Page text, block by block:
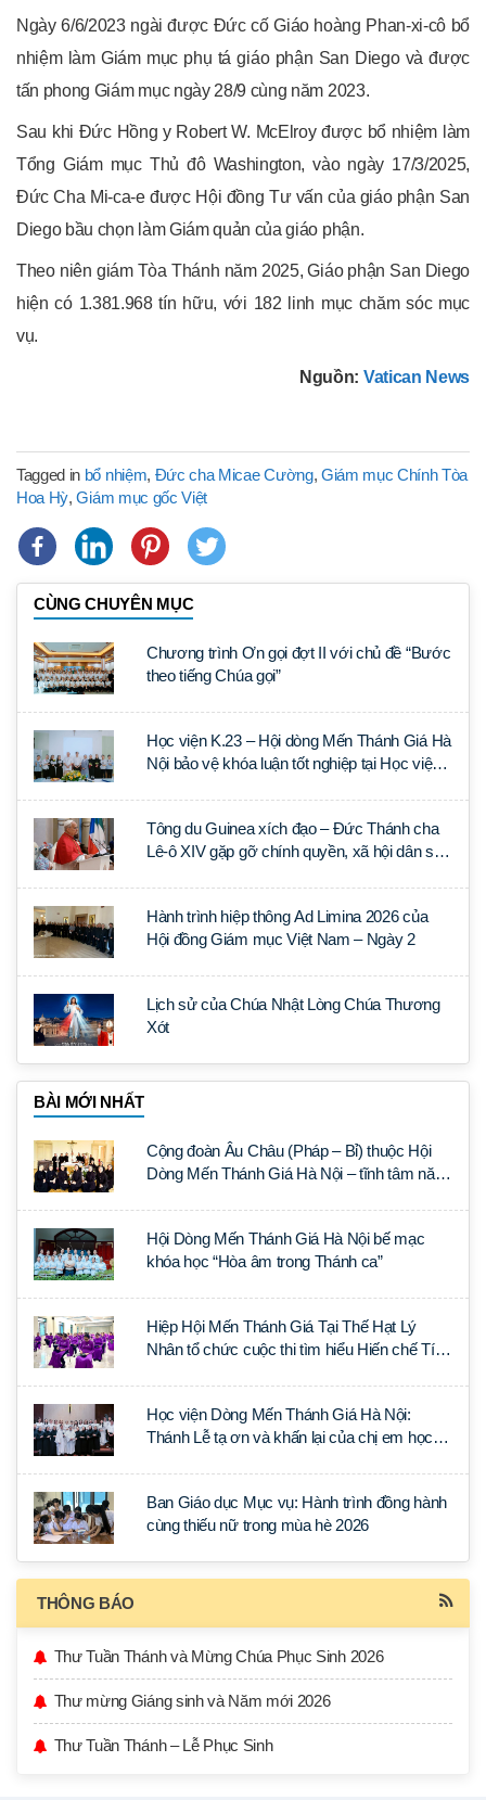
Ngày 6/6/2023 ngài được Đức cố Giáo hoàng Phan-xi-cô bổ
nhiệm làm Giám mục phụ tá giáo phận San Diego và được
tấn phong Giám mục ngày 28/9 cùng năm 2023.
Sau khi Đức Hồng y Robert W. McElroy được bổ nhiệm làm
Tổng Giám mục Thủ đô Washington, vào ngày 17/3/2025,
Đức Cha Mi-ca-e được Hội đồng Tư vấn của giáo phận San
Diego bầu chọn làm Giám quản của giáo phận.
Theo niên giám Tòa Thánh năm 2025, Giáo phận San Diego
hiện có 1.381.968 tín hữu, với 182 linh mục chăm sóc mục
vụ.
Nguồn: Vatican News
Tagged in bổ nhiệm, Đức cha Micae Cường, Giám mục Chính Tòa
Hoa Hỳ,Giám mục gốc Việt
CÙNG CHUYÊN MỤC
Chương trình Ơn gọi đợt II với chủ đề “Bước
theo tiếng Chúa gọi”
Học viện K.23 – Hội dòng Mến Thánh Giá Hà
Nội bảo vệ khóa luận tốt nghiệp tại Học viện
Tông du Guinea xích đạo – Đức Thánh cha
Lê-ô XIV gặp gỡ chính quyền, xã hội dân sự
Hành trình hiệp thông Ad Limina 2026 của
Hội đồng Giám mục Việt Nam – Ngày 2
Lịch sử của Chúa Nhật Lòng Chúa Thương
Xót
BÀI MỚI NHẤT
Cộng đoàn Âu Châu (Pháp – Bỉ) thuộc Hội
Dòng Mến Thánh Giá Hà Nội – tĩnh tâm năm
Hội Dòng Mến Thánh Giá Hà Nội bế mạc
khóa học “Hòa âm trong Thánh ca”
Hiệp Hội Mến Thánh Giá Tại Thế Hạt Lý
Nhân tổ chức cuộc thi tìm hiểu Hiến chế Tín
Học viện Dòng Mến Thánh Giá Hà Nội:
Thánh Lễ tạ ơn và khấn lại của chị em học
Ban Giáo dục Mục vụ: Hành trình đồng hành
cùng thiếu nữ trong mùa hè 2026
THÔNG BÁO
Thư Tuần Thánh và Mừng Chúa Phục Sinh 2026
Thư mừng Giáng sinh và Năm mới 2026
Thư Tuần Thánh – Lễ Phục Sinh